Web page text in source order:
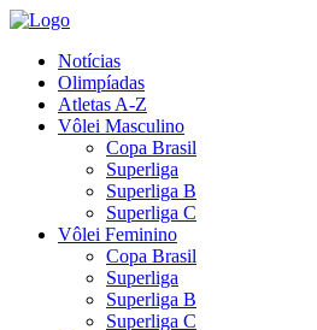
Notícias
Olimpíadas
Atletas A-Z
Vôlei Masculino
Copa Brasil
Superliga
Superliga B
Superliga C
Vôlei Feminino
Copa Brasil
Superliga
Superliga B
Superliga C